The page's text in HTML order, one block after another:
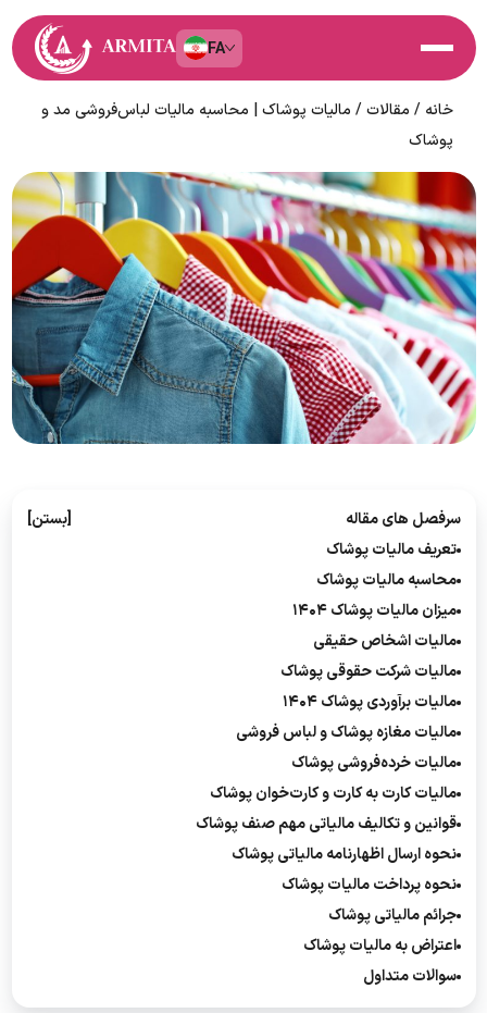
FA
خانه / مقالات/ مالیات پوشاک | محاسبه مالیات لباس‌فروشی مد و
پوشاک
سرفصل های مقاله
[بستن]
تعریف مالیات پوشاک
محاسبه مالیات پوشاک
میزان مالیات پوشاک ۱۴۰۴
مالیات اشخاص حقیقی
مالیات شرکت‌ حقوقی پوشاک
مالیات برآوردی پوشاک ۱۴۰۴
مالیات مغازه پوشاک و لباس فروشی
مالیات خرده‌فروشی پوشاک
مالیات کارت به کارت و کارت‌خوان پوشاک
قوانین و تکالیف مالیاتی مهم صنف پوشاک
نحوه ارسال اظهارنامه مالیاتی پوشاک
نحوه پرداخت مالیات پوشاک
جرائم مالیاتی پوشاک
اعتراض به مالیات پوشاک
سوالات متداول